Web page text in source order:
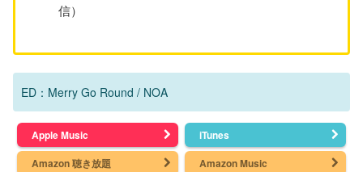
信）
ED：Merry Go Round / NOA
Apple Music
iTunes
Amazon 聴き放題
Amazon Music